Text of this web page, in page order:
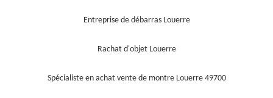
Entreprise de débarras Louerre
Rachat d'objet Louerre
Spécialiste en achat vente de montre Louerre 49700